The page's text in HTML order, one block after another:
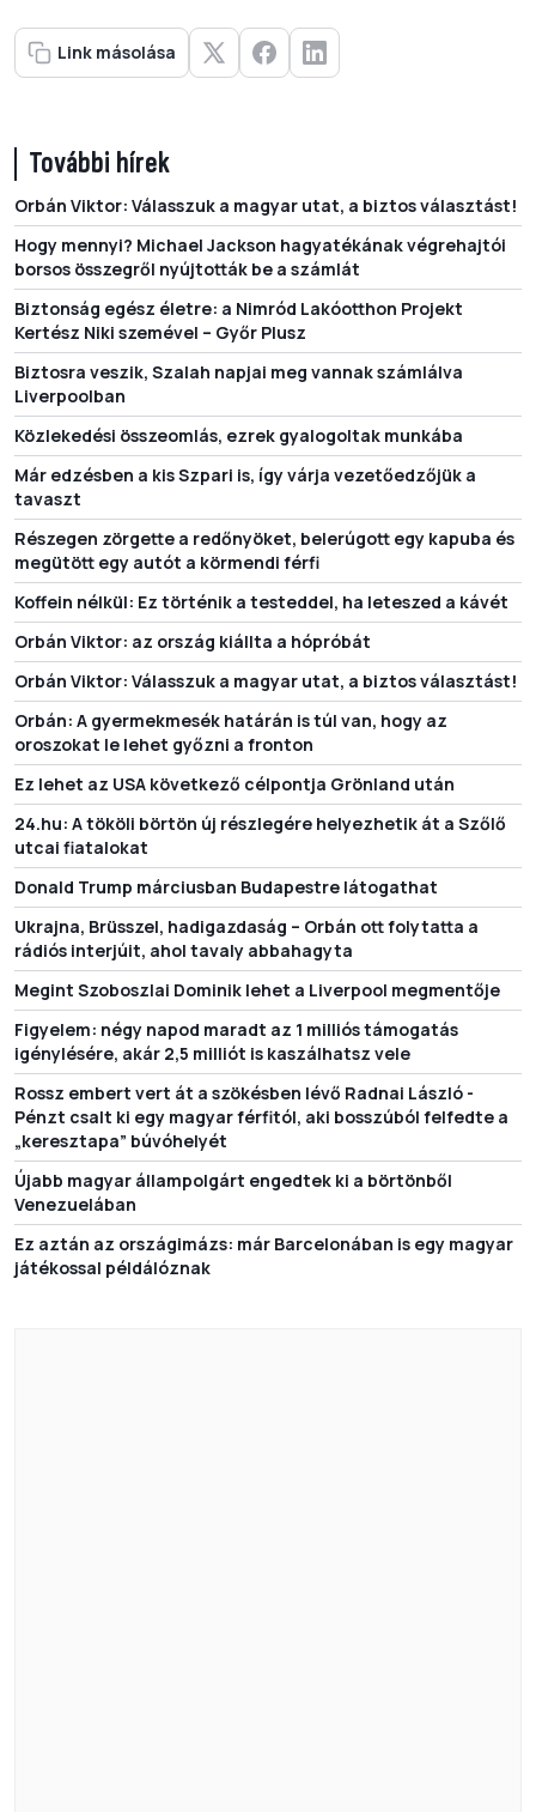
Link másolása
További hírek
Orbán Viktor: Válasszuk a magyar utat, a biztos választást!
Hogy mennyi? Michael Jackson hagyatékának végrehajtói
borsos összegről nyújtották be a számlát
Biztonság egész életre: a Nimród Lakóotthon Projekt
Kertész Niki szemével – Győr Plusz
Biztosra veszik, Szalah napjai meg vannak számlálva
Liverpoolban
Közlekedési összeomlás, ezrek gyalogoltak munkába
Már edzésben a kis Szpari is, így várja vezetőedzőjük a
tavaszt
Részegen zörgette a redőnyöket, belerúgott egy kapuba és
megütött egy autót a körmendi férfi
Koffein nélkül: Ez történik a testeddel, ha leteszed a kávét
Orbán Viktor: az ország kiállta a hópróbát
Orbán Viktor: Válasszuk a magyar utat, a biztos választást!
Orbán: A gyermekmesék határán is túl van, hogy az
oroszokat le lehet győzni a fronton
Ez lehet az USA következő célpontja Grönland után
24.hu: A tököli börtön új részlegére helyezhetik át a Szőlő
utcai fiatalokat
Donald Trump márciusban Budapestre látogathat
Ukrajna, Brüsszel, hadigazdaság – Orbán ott folytatta a
rádiós interjúit, ahol tavaly abbahagyta
Megint Szoboszlai Dominik lehet a Liverpool megmentője
Figyelem: négy napod maradt az 1 milliós támogatás
igénylésére, akár 2,5 milliót is kaszálhatsz vele
Rossz embert vert át a szökésben lévő Radnai László -
Pénzt csalt ki egy magyar férfitól, aki bosszúból felfedte a
„keresztapa” búvóhelyét
Újabb magyar állampolgárt engedtek ki a börtönből
Venezuelában
Ez aztán az országimázs: már Barcelonában is egy magyar
játékossal példálóznak